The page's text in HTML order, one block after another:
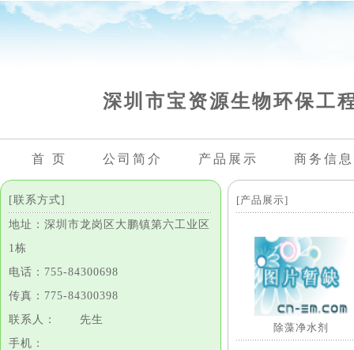
深圳市宝资源生物环保工
首 页 公司简介 产品展示 商务信息
[联系方式]
地址：深圳市龙岗区大鹏镇第六工业区
1栋
电话：755-84300698
传真：775-84300398
联系人： 先生
手机：
[产品展示]
除藻净水剂